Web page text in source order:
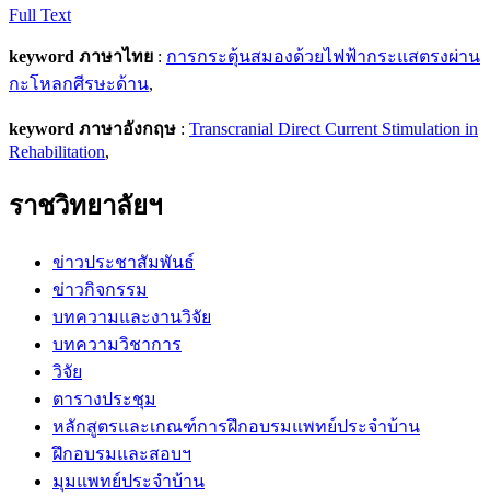
Full Text
keyword ภาษาไทย : การกระตุ้นสมองด้วยไฟฟ้ากระแสตรงผ่าน
กะโหลกศีรษะด้าน,
keyword ภาษาอังกฤษ : Transcranial Direct Current Stimulation in
Rehabilitation,
ราชวิทยาลัยฯ
ข่าวประชาสัมพันธ์
ข่าวกิจกรรม
บทความและงานวิจัย
บทความวิชาการ
วิจัย
ตารางประชุม
หลักสูตรและเกณฑ์การฝึกอบรมแพทย์ประจำบ้าน
ฝึกอบรมและสอบฯ
มุมแพทย์ประจำบ้าน